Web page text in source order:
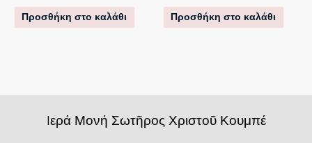
Προσθήκη στο καλάθι Προσθήκη στο καλάθι
Iερά Μονή Σωτῆρος Χριστοῦ Κουμπέ